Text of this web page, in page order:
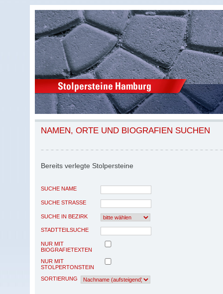
NAMEN, ORTE UND BIOGRAFIEN SUCHEN
Bereits verlegte Stolpersteine
SUCHE NAME
SUCHE STRASSE
SUCHE IN BEZIRK
STADTTEILSUCHE
NUR MIT
BIOGRAFIETEXTEN
NUR MIT
STOLPERTONSTEIN
SORTIERUNG